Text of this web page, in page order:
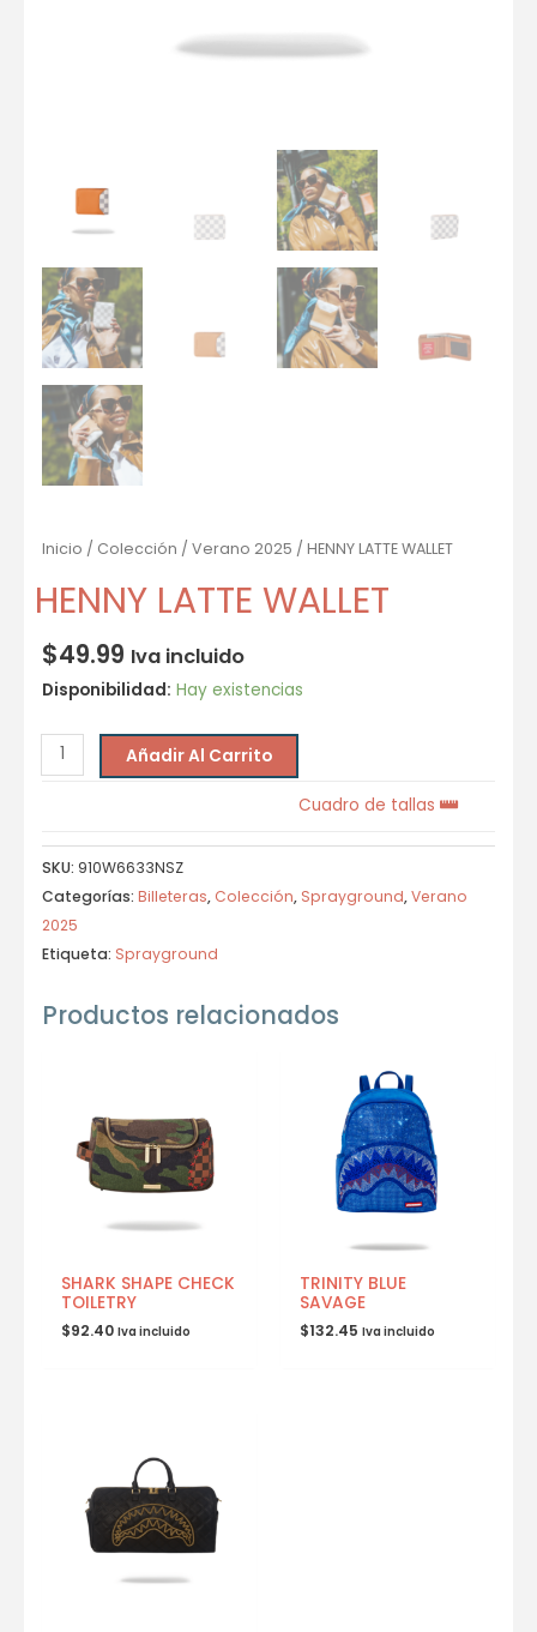
Inicio / Colección / Verano 2025 / HENNY LATTE WALLET
HENNY LATTE WALLET
$49.99 Iva incluido
Disponibilidad: Hay existencias
Añadir Al Carrito
Cuadro de tallas
SKU: 910W6633NSZ
Categorías: Billeteras, Colección, Sprayground,Verano
2025
Etiqueta: Sprayground
Productos relacionados
SHARK SHAPE CHECK
TOILETRY
$92.40 Iva incluido
TRINITY BLUE
SAVAGE
$132.45 Iva incluido